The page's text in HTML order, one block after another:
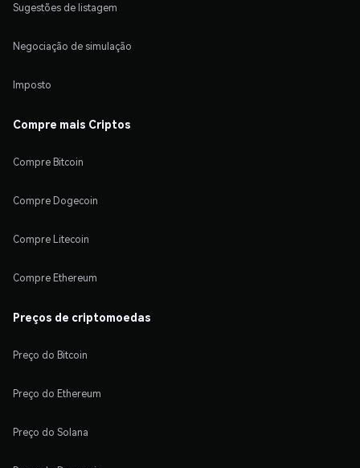
Sugestões de listagem
Negociação de simulação
Imposto
Compre mais Criptos
Compre Bitcoin
Compre Dogecoin
Compre Litecoin
Compre Ethereum
Preços de criptomoedas
Preço do Bitcoin
Preço do Ethereum
Preço do Solana